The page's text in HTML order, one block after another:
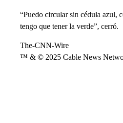
“Puedo circular sin cédula azul,
tengo que tener la verde”, cerró.
The-CNN-Wire
™ & © 2025 Cable News